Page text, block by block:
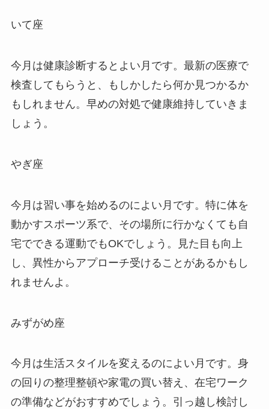
いて座
今月は健康診断するとよい月です。最新の医療で
検査してもらうと、もしかしたら何か見つかるか
もしれません。早めの対処で健康維持していきま
しょう。
やぎ座
今月は習い事を始めるのによい月です。特に体を
動かすスポーツ系で、その場所に行かなくても自
宅でできる運動でもOKでしょう。見た目も向上
し、異性からアプローチ受けることがあるかもし
れませんよ。
みずがめ座
今月は生活スタイルを変えるのによい月です。身
の回りの整理整頓や家電の買い替え、在宅ワーク
の準備などがおすすめでしょう。引っ越し検討し